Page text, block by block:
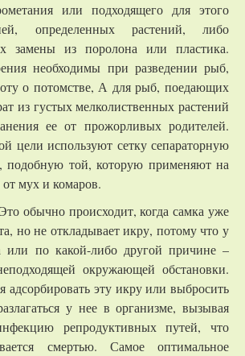
или подходящего для этого
определенных растений, либо
замены из поролона или пластика.
необходимы при разведении рыб,
о потомстве, А для рыб, поедающих
из густых мелколиственных растений
ее от прожорливых родителей.
цели используют сетку сепараторную
подобную той, которую применяют на
мух и комаров.
обычно происходит, когда самка уже
но не откладывает икру, потому что у
или по какой-либо другой причине –
окружающей обстановки.
адсорбировать эту икру или выбросить
у нее в организме, вызывая
репродуктивных путей, что
смертью. Самое оптимальное